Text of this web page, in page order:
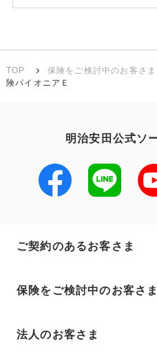
TOP 保険をご検討中のお客さま
険パイオニアＥ
明治安田公式ソ
ご契約のあるお客さま
保険をご検討中のお客さま
法人のお客さま